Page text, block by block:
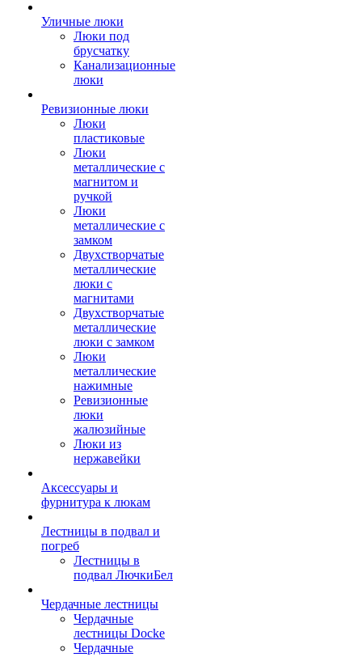
Уличные люки
Люки под
брусчатку
Канализационные
люки
Ревизионные люки
Люки
пластиковые
Люки
металлические с
магнитом и
ручкой
Люки
металлические с
замком
Двухстворчатые
металлические
люки с
магнитами
Двухстворчатые
металлические
люки с замком
Люки
металлические
нажимные
Ревизионные
люки
жалюзийные
Люки из
нержавейки
Аксессуары и
фурнитура к люкам
Лестницы в подвал и
погреб
Лестницы в
подвал ЛючкиБел
Чердачные лестницы
Чердачные
лестницы Docke
Чердачные